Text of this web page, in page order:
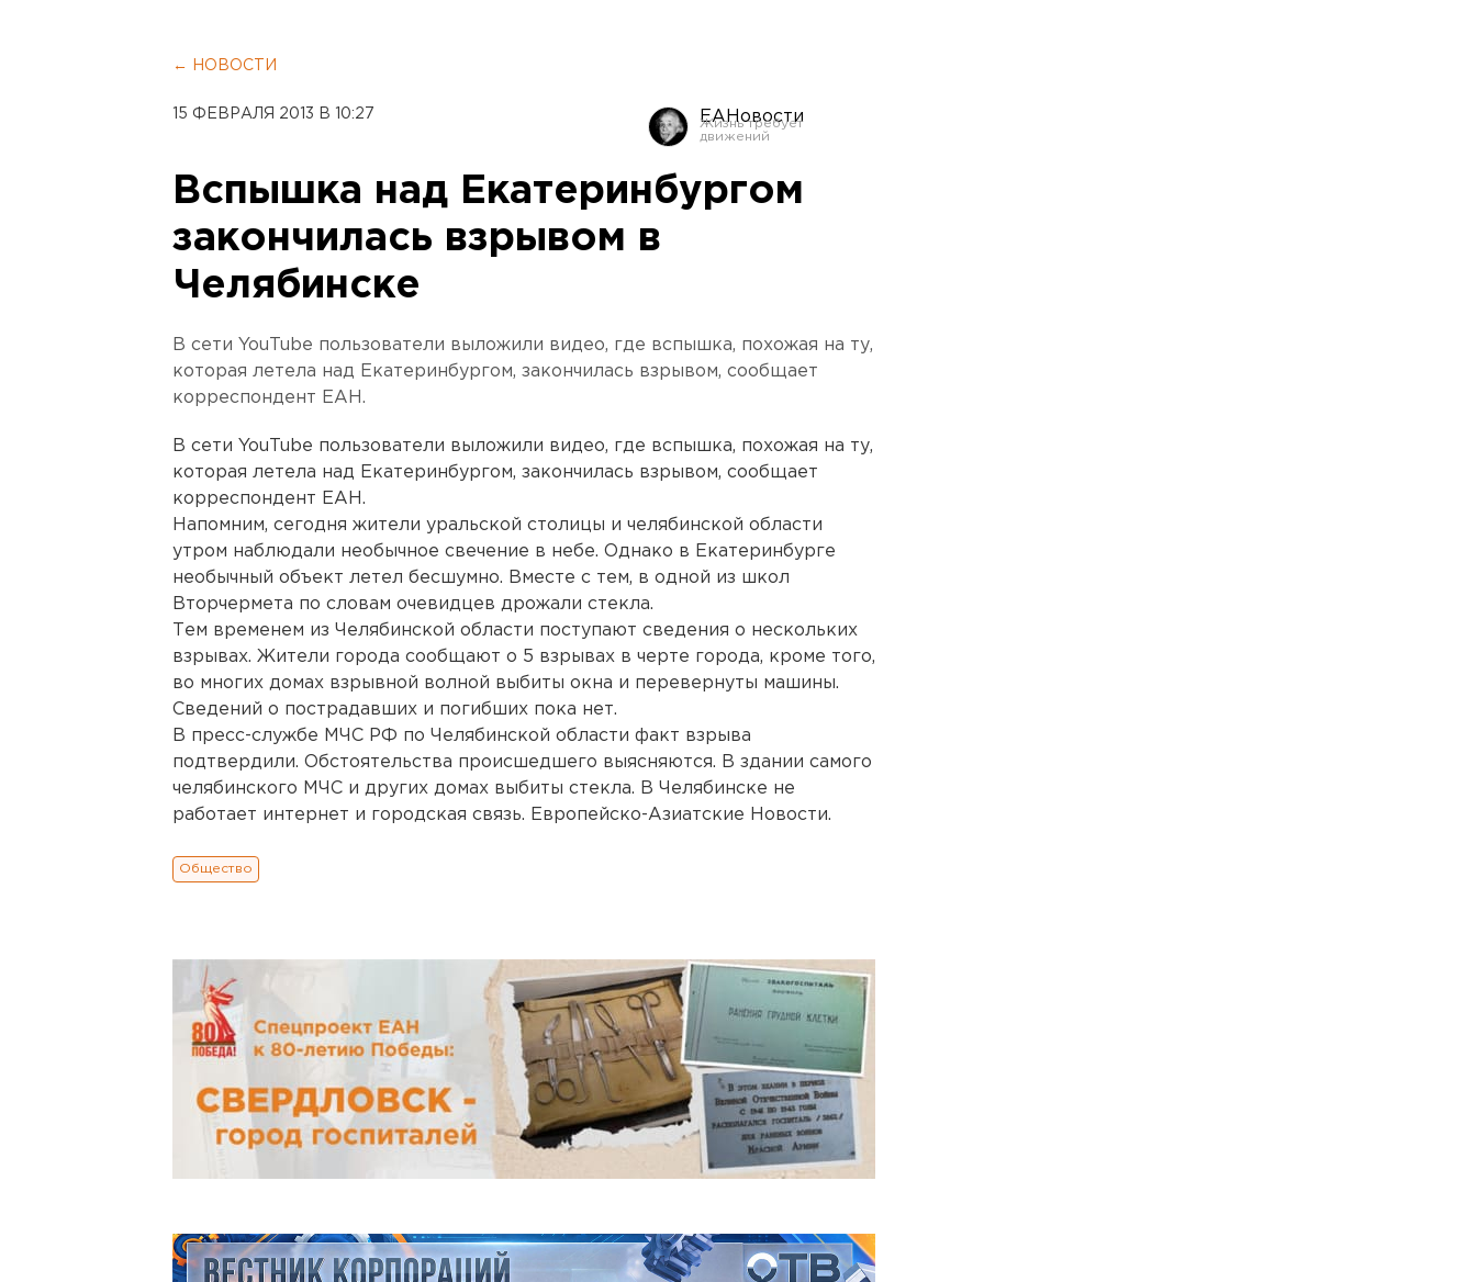
← НОВОСТИ
15 ФЕВРАЛЯ 2013 В 10:27 ЕАНовости
Вспышка над Екатеринбургом
закончилась взрывом в
Челябинске
В сети YouTube пользователи выложили видео, где вспышка, похожая на ту,
которая летела над Екатеринбургом, закончилась взрывом, сообщает
корреспондент ЕАН.
В сети YouTube пользователи выложили видео, где вспышка, похожая на ту,
которая летела над Екатеринбургом, закончилась взрывом, сообщает
корреспондент ЕАН.
Напомним, сегодня жители уральской столицы и челябинской области
утром наблюдали необычное свечение в небе. Однако в Екатеринбурге
необычный объект летел бесшумно. Вместе с тем, в одной из школ
Вторчермета по словам очевидцев дрожали стекла.
Тем временем из Челябинской области поступают сведения о нескольких
взрывах. Жители города сообщают о 5 взрывах в черте города, кроме того,
во многих домах взрывной волной выбиты окна и перевернуты машины.
Сведений о пострадавших и погибших пока нет.
В пресс-службе МЧС РФ по Челябинской области факт взрыва
подтвердили. Обстоятельства происшедшего выясняются. В здании самого
челябинского МЧС и других домах выбиты стекла. В Челябинске не
работает интернет и городская связь. Европейско-Азиатские Новости.
Общество